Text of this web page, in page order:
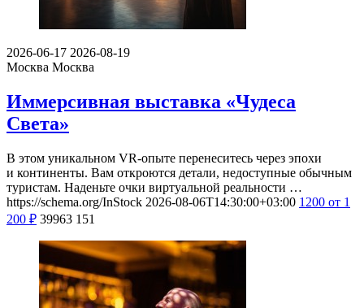
2026-06-17 2026-08-19
Москва Москва
Иммерсивная выставка «Чудеса
Света»
В этом уникальном VR-опыте перенеситесь через эпохи
и континенты. Вам откроются детали, недоступные обычным
туристам. Наденьте очки виртуальной реальности …
https://schema.org/InStock 2026-08-06T14:30:00+03:00 1200 от 1
200 ₽ 39963 151